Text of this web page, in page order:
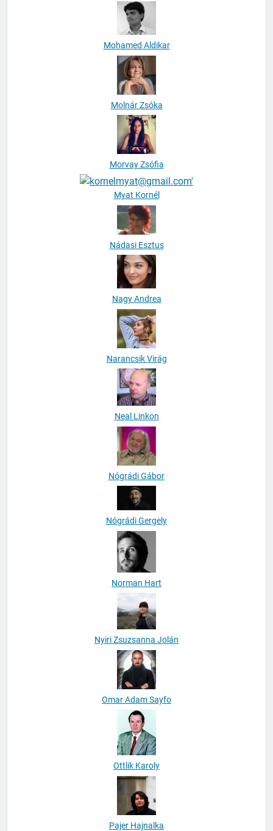
Mohamed Aldikar
Molnár Zsóka
Morvay Zsófia
Myat Kornél
Nádasi Esztus
Nagy Andrea
Narancsik Virág
Neal Linkon
Nógrádi Gábor
Nógrádi Gergely
Norman Hart
Nyiri Zsuzsanna Jolán
Omar Adam Sayfo
Ottlik Karoly
Pajer Hajnalka